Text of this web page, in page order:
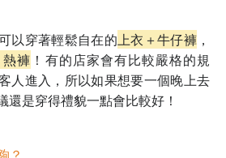
以穿著輕鬆自在的上衣＋牛仔褲 ，
褲 ！有的店家會有比較嚴格的規
人進入，所以如果想要一個晚上去
還是穿得禮貌一點會比較好！